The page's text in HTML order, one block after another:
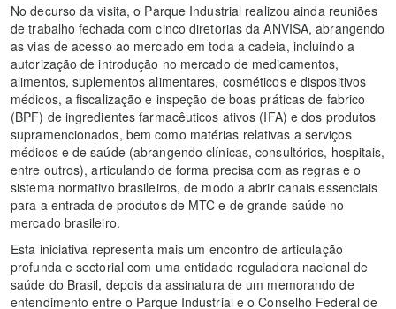
No decurso da visita, o Parque Industrial realizou ainda reuniões
de trabalho fechada com cinco diretorias da ANVISA, abrangendo
as vias de acesso ao mercado em toda a cadeia, incluindo a
autorização de introdução no mercado de medicamentos,
alimentos, suplementos alimentares, cosméticos e dispositivos
médicos, a fiscalização e inspeção de boas práticas de fabrico
(BPF) de ingredientes farmacêuticos ativos (IFA) e dos produtos
supramencionados, bem como matérias relativas a serviços
médicos e de saúde (abrangendo clínicas, consultórios, hospitais,
entre outros), articulando de forma precisa com as regras e o
sistema normativo brasileiros, de modo a abrir canais essenciais
para a entrada de produtos de MTC e de grande saúde no
mercado brasileiro.
Esta iniciativa representa mais um encontro de articulação
profunda e sectorial com uma entidade reguladora nacional de
saúde do Brasil, depois da assinatura de um memorando de
entendimento entre o Parque Industrial e o Conselho Federal de